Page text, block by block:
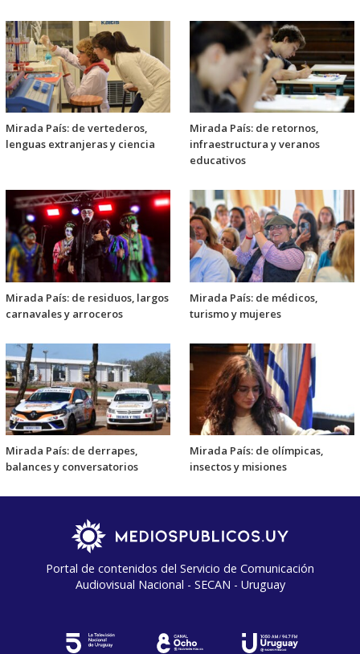
Mirada País: de vertederos,
lenguas extranjeras y ciencia
Mirada País: de retornos,
infraestructura y veranos
educativos
Mirada País: de residuos, largos
carnavales y arroceros
Mirada País: de médicos,
turismo y mujeres
Mirada País: de derrapes,
balances y conversatorios
Mirada País: de olímpicas,
insectos y misiones
Portal de contenidos del Servicio de Comunicación
Audiovisual Nacional - SECAN - Uruguay